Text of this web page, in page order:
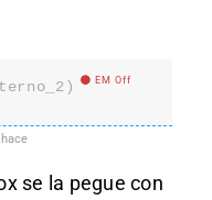
EM Off
se la pegue con